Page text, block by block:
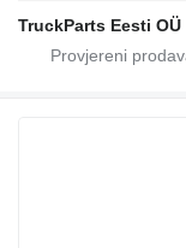
TruckParts Eesti OÜ